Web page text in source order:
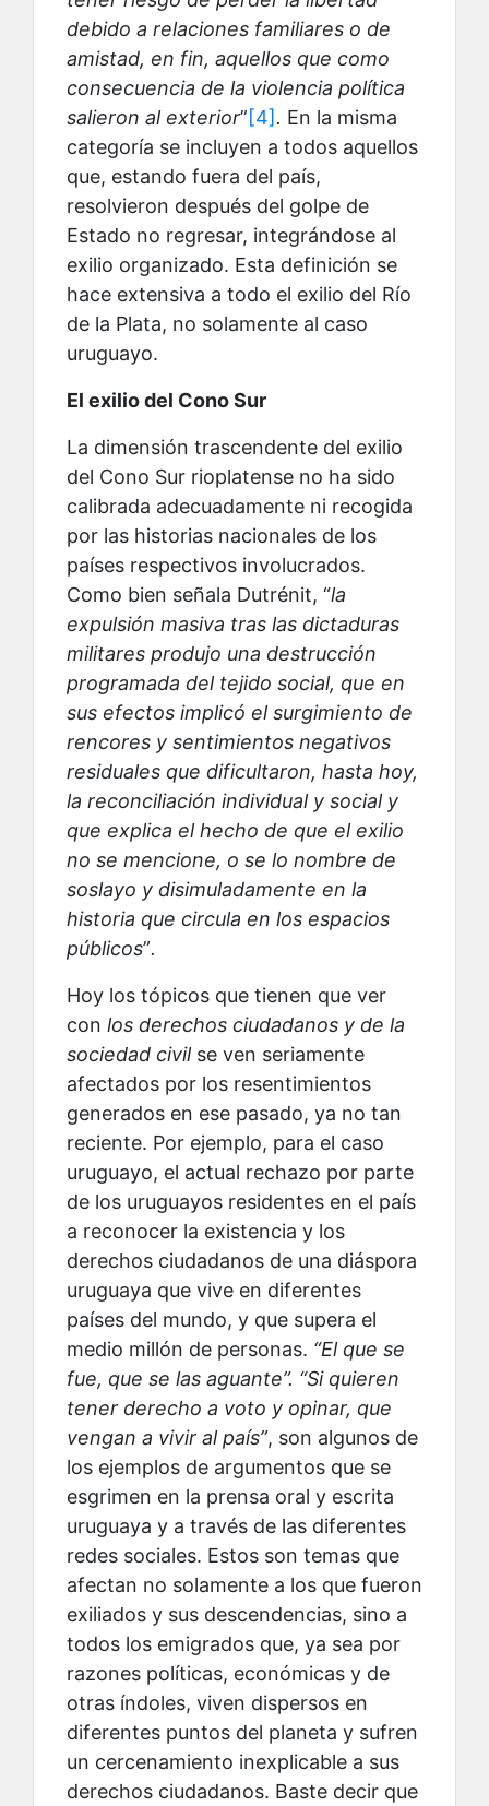
debido a relaciones familiares o de
amistad, en fin, aquellos que como
consecuencia de la violencia política
salieron al exterior”[4]. En la misma
categoría se incluyen a todos aquellos
que, estando fuera del país,
resolvieron después del golpe de
Estado no regresar, integrándose al
exilio organizado. Esta definición se
hace extensiva a todo el exilio del Río
de la Plata, no solamente al caso
uruguayo.
El exilio del Cono Sur
La dimensión trascendente del exilio
del Cono Sur rioplatense no ha sido
calibrada adecuadamente ni recogida
por las historias nacionales de los
países respectivos involucrados.
Como bien señala Dutrénit, “la
expulsión masiva tras las dictaduras
militares produjo una destrucción
programada del tejido social, que en
sus efectos implicó el surgimiento de
rencores y sentimientos negativos
residuales que dificultaron, hasta hoy,
la reconciliación individual y social y
que explica el hecho de que el exilio
no se mencione, o se lo nombre de
soslayo y disimuladamente en la
historia que circula en los espacios
públicos”.
Hoy los tópicos que tienen que ver
con los derechos ciudadanos y de la
sociedad civilse ven seriamente
afectados por los resentimientos
generados en ese pasado, ya no tan
reciente. Por ejemplo, para el caso
uruguayo, el actual rechazo por parte
de los uruguayos residentes en el país
a reconocer la existencia y los
derechos ciudadanos de una diáspora
uruguaya que vive en diferentes
países del mundo, y que supera el
medio millón de personas. “El que se
fue, que se las aguante”. “Si quieren
tener derecho a voto y opinar, que
vengan a vivir al país”, son algunos de
los ejemplos de argumentos que se
esgrimen en la prensa oral y escrita
uruguaya y a través de las diferentes
redes sociales. Estos son temas que
afectan no solamente a los que fueron
exiliados y sus descendencias, sino a
todos los emigrados que, ya sea por
razones políticas, económicas y de
otras índoles, viven dispersos en
diferentes puntos del planeta y sufren
un cercenamiento inexplicable a sus
derechos ciudadanos. Baste decir que